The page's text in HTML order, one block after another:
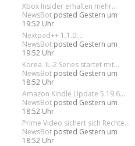
Xbox Insider erhalten mehr...
NewsBot posted Gestern um
19:52 Uhr
Nextpad++ 1.1.0:...
NewsBot posted Gestern um
19:52 Uhr
Korea. IL-2 Series startet mit...
NewsBot posted Gestern um
18:52 Uhr
Amazon Kindle Update 5.19.6...
NewsBot posted Gestern um
18:52 Uhr
Prime Video sichert sich Rechte...
NewsBot posted Gestern um
18:52 Uhr